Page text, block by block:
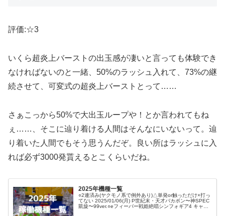
評価:☆3
いくら超炎上バーストの出玉感が凄いと言っても体験でき
なければないのと一緒、50%のラッシュ入れて、73%の継
続させて、可変式の超炎上バーストとって……
さぁこっから50%で大出玉ループや！とか言われてもね
ぇ……、そこに辿り着ける人間はそんなにいないって。辿
り着いた人間でもそう思うんだぞ。良い所はラッシュに入
れば必ず3000発貰えるとこくらいだね。
2025年機種一覧
○2連済み(ヤクモノ系で例外あり)△単発or触っただけ×打っ
てない 2025/01/06(月) P世紀末・天才バカボン〜神SPEC
凱旋〜99ver.○eフィーバー戦姫絶唱シンフォギア4 キャロ